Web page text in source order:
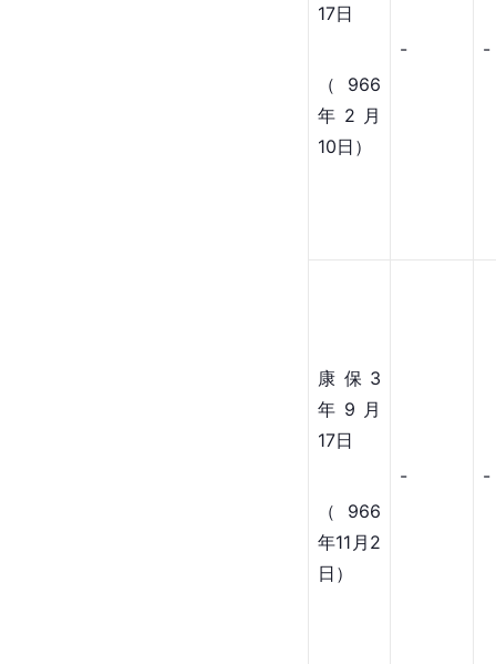
17日
（966
年2月
10日）
- -
康保3
年9月
17日
（966
年11月2
日）
- -